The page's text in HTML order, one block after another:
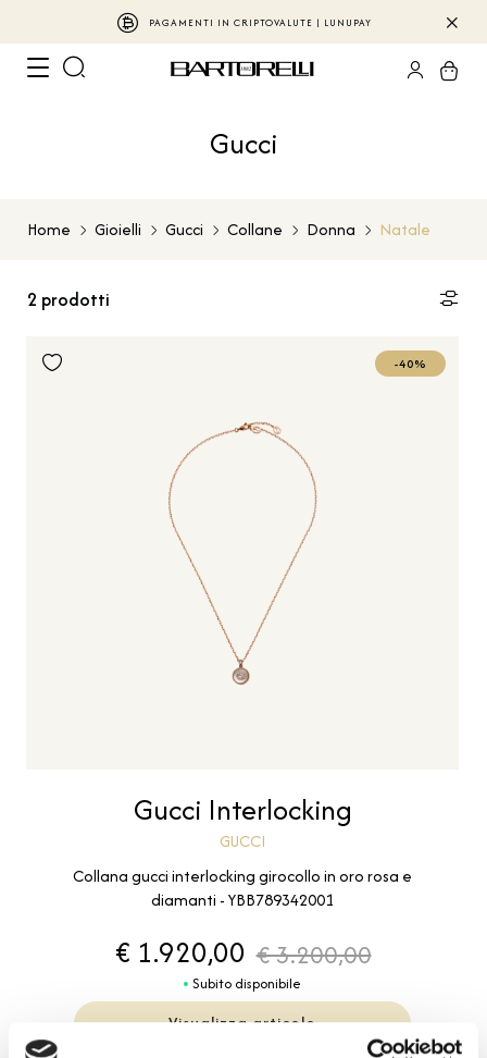
PAGAMENTI IN CRIPTOVALUTE | LUNUPAY
Gucci
Home Gioielli Gucci Collane Donna Natale
2 prodotti
-40%
Gucci Interlocking
GUCCI
Collana gucci interlocking girocollo in oro rosa e
diamanti - YBB789342001
€ 1.920,00 € 3.200,00
Subito disponibile
Visualizza articolo